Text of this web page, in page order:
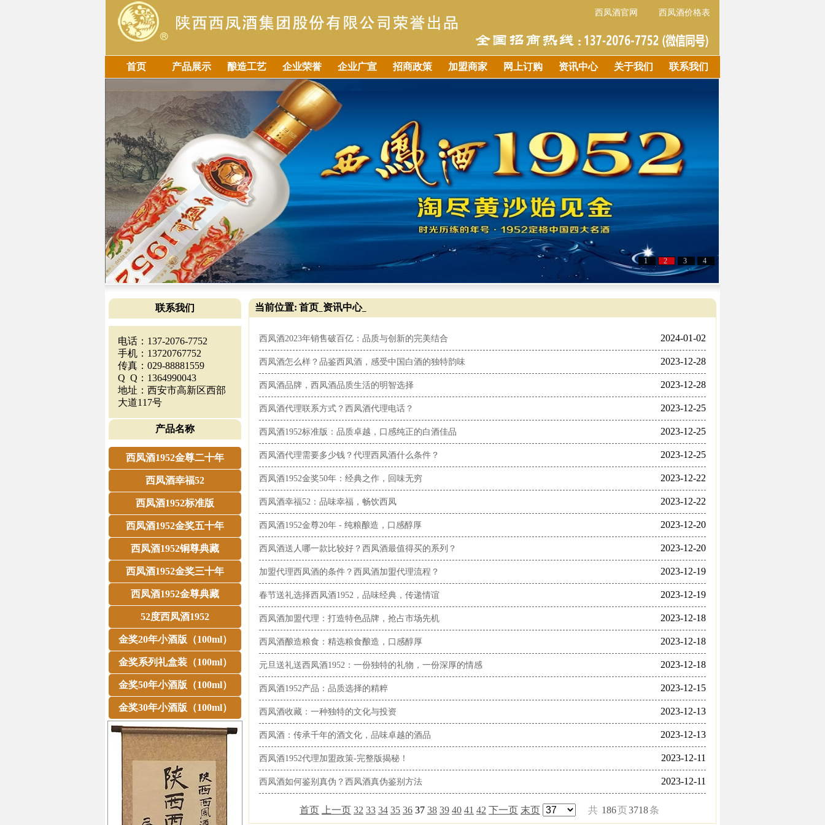
西凤酒官网 西凤酒价格表
首页 产品展示 酿造工艺 企业荣誉 企业广宣 招商政策 加盟商家 网上订购 资讯中心 关于我们 联系我们
1 2 3 4
联系我们
电话：137-2076-7752
手机：13720767752
传真：029-88881559
Q Q：1364990043
地址：西安市高新区西部
大道117号
产品名称
西凤酒1952金尊二十年
西凤酒幸福52
西凤酒1952标准版
西凤酒1952金奖五十年
西凤酒1952铜尊典藏
西凤酒1952金奖三十年
西凤酒1952金尊典藏
52度西凤酒1952
金奖20年小酒版（100ml）
金奖系列礼盒装（100ml）
金奖50年小酒版（100ml）
金奖30年小酒版（100ml）
当前位置: 首页 资讯中心_
西凤酒2023年销售破百亿：品质与创新的完美结合 2024-01-02
西凤酒怎么样？品鉴西凤酒，感受中国白酒的独特韵味 2023-12-28
西凤酒品牌，西凤酒品质生活的明智选择 2023-12-28
西凤酒代理联系方式？西凤酒代理电话？ 2023-12-25
西凤酒1952标准版：品质卓越，口感纯正的白酒佳品 2023-12-25
西凤酒代理需要多少钱？代理西凤酒什么条件？ 2023-12-25
西凤酒1952金奖50年：经典之作，回味无穷 2023-12-22
西凤酒幸福52：品味幸福，畅饮西凤 2023-12-22
西凤酒1952金尊20年 - 纯粮酿造，口感醇厚 2023-12-20
西凤酒送人哪一款比较好？西凤酒最值得买的系列？ 2023-12-20
加盟代理西凤酒的条件？西凤酒加盟代理流程？ 2023-12-19
春节送礼选择西凤酒1952，品味经典，传递情谊 2023-12-19
西凤酒加盟代理：打造特色品牌，抢占市场先机 2023-12-18
西凤酒酿造粮食：精选粮食酿造，口感醇厚 2023-12-18
元旦送礼送西凤酒1952：一份独特的礼物，一份深厚的情感 2023-12-18
西凤酒1952产品：品质选择的精粹 2023-12-15
西凤酒收藏：一种独特的文化与投资 2023-12-13
西凤酒：传承千年的酒文化，品味卓越的酒品 2023-12-13
西凤酒1952代理加盟政策-完整版揭秘！ 2023-12-11
西凤酒如何鉴别真伪？西凤酒真伪鉴别方法 2023-12-11
首页 上一页 32 33 34 35 36 37 38 39 40 41 42 下一页 末页 共 186页3718条